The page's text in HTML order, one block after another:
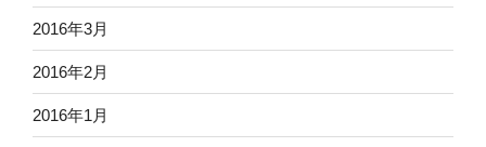
2016年3月
2016年2月
2016年1月